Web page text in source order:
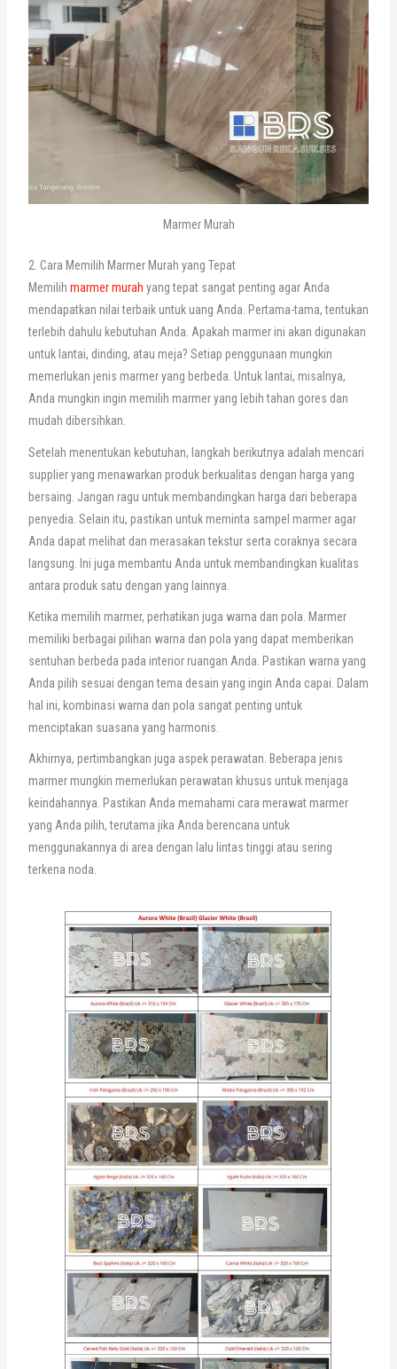
Marmer Murah
2. Cara Memilih Marmer Murah yang Tepat
Memilih marmer murah yang tepat sangat penting agar Anda
mendapatkan nilai terbaik untuk uang Anda. Pertama-tama, tentukan
terlebih dahulu kebutuhan Anda. Apakah marmer ini akan digunakan
untuk lantai, dinding, atau meja? Setiap penggunaan mungkin
memerlukan jenis marmer yang berbeda. Untuk lantai, misalnya,
Anda mungkin ingin memilih marmer yang lebih tahan gores dan
mudah dibersihkan.
Setelah menentukan kebutuhan, langkah berikutnya adalah mencari
supplier yang menawarkan produk berkualitas dengan harga yang
bersaing. Jangan ragu untuk membandingkan harga dari beberapa
penyedia. Selain itu, pastikan untuk meminta sampel marmer agar
Anda dapat melihat dan merasakan tekstur serta coraknya secara
langsung. Ini juga membantu Anda untuk membandingkan kualitas
antara produk satu dengan yang lainnya.
Ketika memilih marmer, perhatikan juga warna dan pola. Marmer
memiliki berbagai pilihan warna dan pola yang dapat memberikan
sentuhan berbeda pada interior ruangan Anda. Pastikan warna yang
Anda pilih sesuai dengan tema desain yang ingin Anda capai. Dalam
hal ini, kombinasi warna dan pola sangat penting untuk
menciptakan suasana yang harmonis.
Akhirnya, pertimbangkan juga aspek perawatan. Beberapa jenis
marmer mungkin memerlukan perawatan khusus untuk menjaga
keindahannya. Pastikan Anda memahami cara merawat marmer
yang Anda pilih, terutama jika Anda berencana untuk
menggunakannya di area dengan lalu lintas tinggi atau sering
terkena noda.